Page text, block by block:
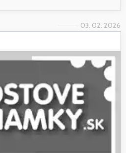
03. 02. 2026